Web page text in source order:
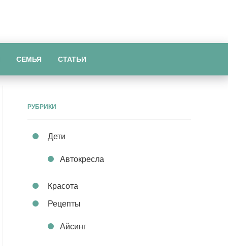
СЕМЬЯ СТАТЬИ
РУБРИКИ
Дети
Автокресла
Красота
Рецепты
Айсинг